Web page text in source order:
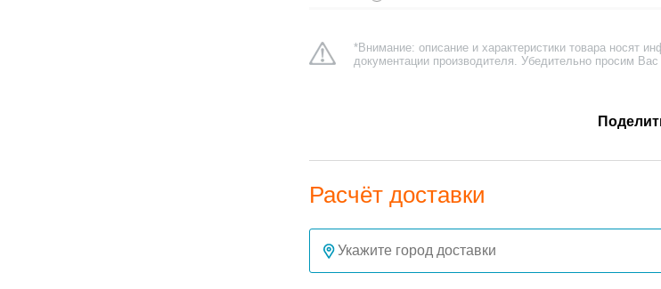
*Внимание: описание и характеристики товара носят
документации производителя. Убедительно просим
Расчёт доставки